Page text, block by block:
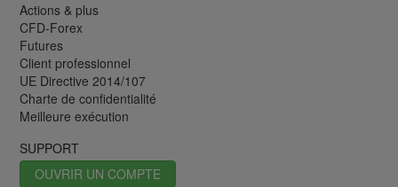
Actions & plus
CFD-Forex
Futures
Client professionnel
UE Directive 2014/107
Charte de confidentialité
Meilleure exécution
SUPPORT
OUVRIR UN COMPTE